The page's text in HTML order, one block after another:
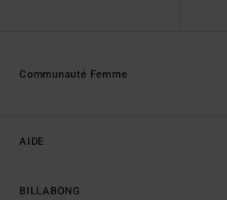
AIDE
BILLABONG
Communauté Femme